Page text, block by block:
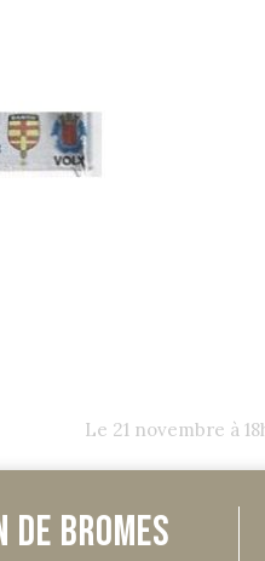
Le 21 novembre à
Bromes